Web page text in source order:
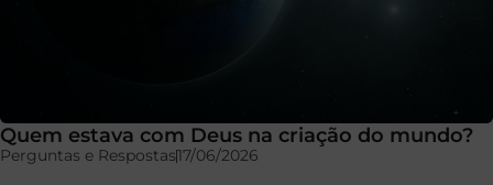
Quem estava com Deus na criação do mundo?
Perguntas e Respostas17/06/2026